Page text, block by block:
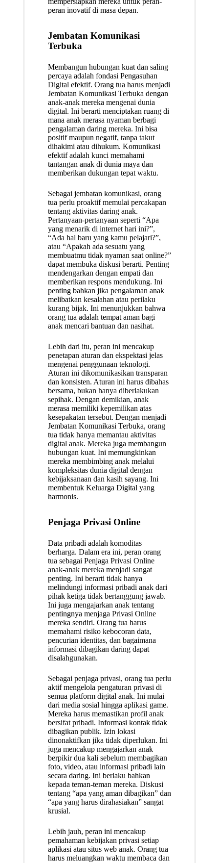
peran inovatif di masa depan.
Jembatan Komunikasi
Terbuka
Membangun hubungan kuat dan saling
percaya adalah fondasi Pengasuhan
Digital efektif. Orang tua harus menjadi
Jembatan Komunikasi Terbuka dengan
anak-anak mereka mengenai dunia
digital. Ini berarti menciptakan ruang di
mana anak merasa nyaman berbagi
pengalaman daring mereka. Ini bisa
positif maupun negatif, tanpa takut
dihakimi atau dihukum. Komunikasi
efektif adalah kunci memahami
tantangan anak di dunia maya dan
memberikan dukungan tepat waktu.
Sebagai jembatan komunikasi, orang
tua perlu proaktif memulai percakapan
tentang aktivitas daring anak.
Pertanyaan-pertanyaan seperti “Apa
yang menarik di internet hari ini?”,
“Ada hal baru yang kamu pelajari?”,
atau “Apakah ada sesuatu yang
membuatmu tidak nyaman saat online?”
dapat membuka diskusi berarti. Penting
mendengarkan dengan empati dan
memberikan respons mendukung. Ini
penting bahkan jika pengalaman anak
melibatkan kesalahan atau perilaku
kurang bijak. Ini menunjukkan bahwa
orang tua adalah tempat aman bagi
anak mencari bantuan dan nasihat.
Lebih dari itu, peran ini mencakup
penetapan aturan dan ekspektasi jelas
mengenai penggunaan teknologi.
Aturan ini dikomunikasikan transparan
dan konsisten. Aturan ini harus dibahas
bersama, bukan hanya diberlakukan
sepihak. Dengan demikian, anak
merasa memiliki kepemilikan atas
kesepakatan tersebut. Dengan menjadi
Jembatan Komunikasi Terbuka, orang
tua tidak hanya memantau aktivitas
digital anak. Mereka juga membangun
hubungan kuat. Ini memungkinkan
mereka membimbing anak melalui
kompleksitas dunia digital dengan
kebijaksanaan dan kasih sayang. Ini
membentuk Keluarga Digital yang
harmonis.
Penjaga Privasi Online
Data pribadi adalah komoditas
berharga. Dalam era ini, peran orang
tua sebagai Penjaga Privasi Online
anak-anak mereka menjadi sangat
penting. Ini berarti tidak hanya
melindungi informasi pribadi anak dari
pihak ketiga tidak bertanggung jawab.
Ini juga mengajarkan anak tentang
pentingnya menjaga Privasi Online
mereka sendiri. Orang tua harus
memahami risiko kebocoran data,
pencurian identitas, dan bagaimana
informasi dibagikan daring dapat
disalahgunakan.
Sebagai penjaga privasi, orang tua perlu
aktif mengelola pengaturan privasi di
semua platform digital anak. Ini mulai
dari media sosial hingga aplikasi game.
Mereka harus memastikan profil anak
bersifat pribadi. Informasi kontak tidak
dibagikan publik. Izin lokasi
dinonaktifkan jika tidak diperlukan. Ini
juga mencakup mengajarkan anak
berpikir dua kali sebelum membagikan
foto, video, atau informasi pribadi lain
secara daring. Ini berlaku bahkan
kepada teman-teman mereka. Diskusi
tentang “apa yang aman dibagikan” dan
“apa yang harus dirahasiakan” sangat
krusial.
Lebih jauh, peran ini mencakup
pemahaman kebijakan privasi setiap
aplikasi atau situs web anak. Orang tua
harus meluangkan waktu membaca dan